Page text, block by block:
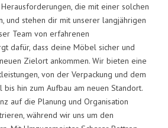
die mit einer solchen
und stehen dir mit unserer langjährigen
Team von erfahrenen
dafür, dass deine Möbel sicher und
Zielort ankommen. Wir bieten eine
von der Verpackung und dem
hin zum Aufbau am neuen Standort.
auf die Planung und Organisation
während wir uns um den